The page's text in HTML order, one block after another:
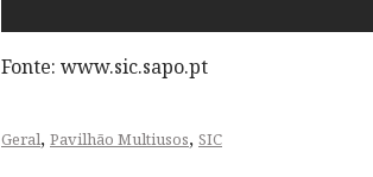
Fonte: www.sic.sapo.pt
Geral, Pavilhão Multiusos, SIC